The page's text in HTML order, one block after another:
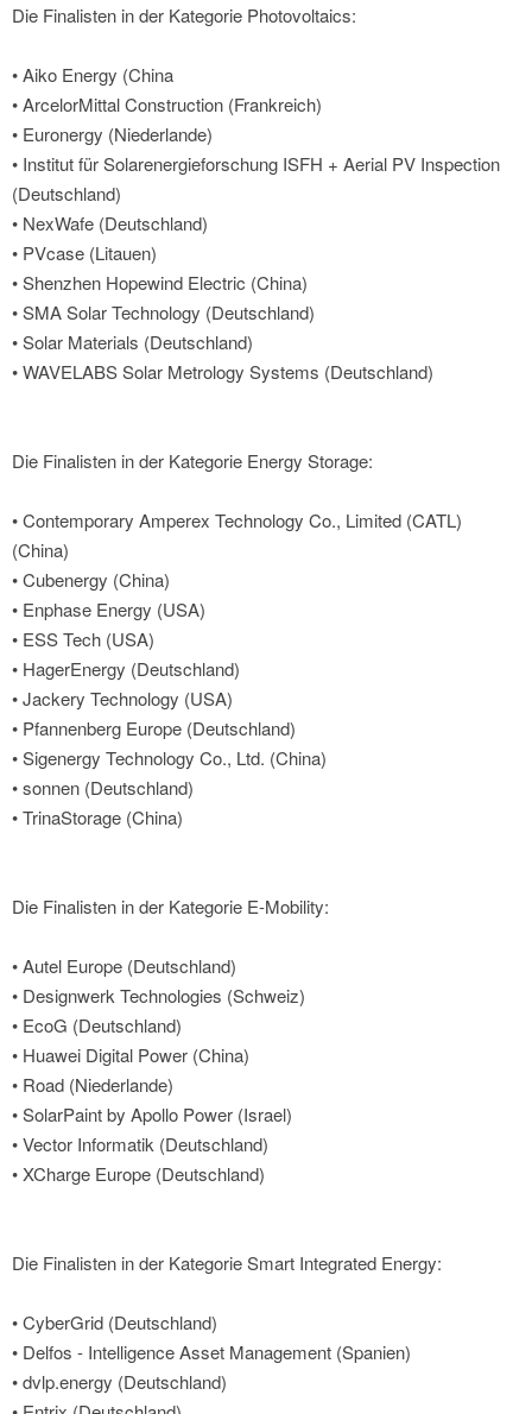
Die Finalisten in der Kategorie Photovoltaics:
• Aiko Energy (China
• ArcelorMittal Construction (Frankreich)
• Euronergy (Niederlande)
• Institut für Solarenergieforschung ISFH + Aerial PV Inspection
(Deutschland)
• NexWafe (Deutschland)
• PVcase (Litauen)
• Shenzhen Hopewind Electric (China)
• SMA Solar Technology (Deutschland)
• Solar Materials (Deutschland)
• WAVELABS Solar Metrology Systems (Deutschland)
Die Finalisten in der Kategorie Energy Storage:
• Contemporary Amperex Technology Co., Limited (CATL)
(China)
• Cubenergy (China)
• Enphase Energy (USA)
• ESS Tech (USA)
• HagerEnergy (Deutschland)
• Jackery Technology (USA)
• Pfannenberg Europe (Deutschland)
• Sigenergy Technology Co., Ltd. (China)
• sonnen (Deutschland)
• TrinaStorage (China)
Die Finalisten in der Kategorie E-Mobility:
• Autel Europe (Deutschland)
• Designwerk Technologies (Schweiz)
• EcoG (Deutschland)
• Huawei Digital Power (China)
• Road (Niederlande)
• SolarPaint by Apollo Power (Israel)
• Vector Informatik (Deutschland)
• XCharge Europe (Deutschland)
Die Finalisten in der Kategorie Smart Integrated Energy:
• CyberGrid (Deutschland)
• Delfos - Intelligence Asset Management (Spanien)
• dvlp.energy (Deutschland)